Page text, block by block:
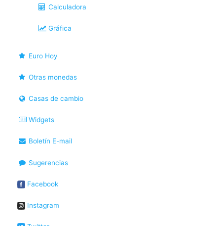
Calculadora
Gráfica
Euro Hoy
Otras monedas
Casas de cambio
Widgets
Boletín E-mail
Sugerencias
Facebook
Instagram